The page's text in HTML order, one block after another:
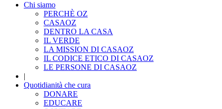
Chi siamo
PERCHÈ OZ
CASAOZ
DENTRO LA CASA
IL VERDE
LA MISSION DI CASAOZ
IL CODICE ETICO DI CASAOZ
LE PERSONE DI CASAOZ
|
Quotidianità che cura
DONARE
EDUCARE